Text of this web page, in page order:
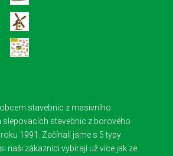
stavebnic z masivního
slepovacích stavebnic z borového
1991. Začínali jsme s 5 typy
naši zákazníci vybírají už více jak ze